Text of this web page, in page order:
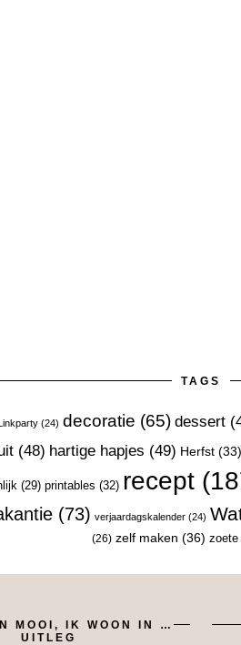
TAGS
(24) decoratie (65) dessert
(48) hartige hapjes (49) Herfst (33)
(29) printables (32) recept
(73) verjaardagskalender (24)
(26) zelf maken (36) zoete
MOOI, IK WOON IN …
UITLEG